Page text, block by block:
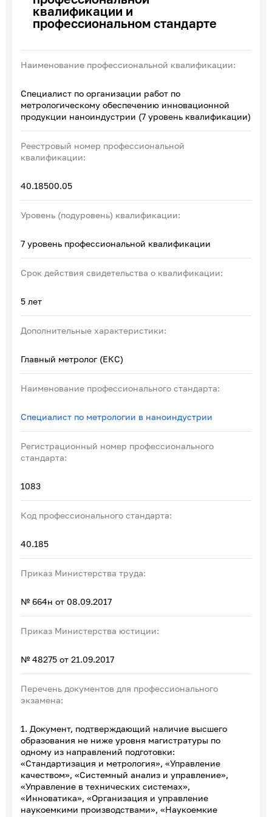
Эксперты по ПОА
Соглашения с отраслевыми СПК
квалификации и
профессиональном стандарте
Наименование профессиональной квалификации:
Специалист по организации работ по
метрологическому обеспечению инновационной
продукции наноиндустрии (7 уровень квалификации)
Реестровый номер профессиональной
квалификации:
40.18500.05
Уровень (подуровень) квалификации:
7 уровень профессиональной квалификации
Срок действия свидетельства о квалификации:
5 лет
Дополнительные характеристики:
Главный метролог (ЕКС)
Наименование профессионального стандарта:
Специалист по метрологии в наноиндустрии
Регистрационный номер профессионального
стандарта:
1083
Код профессионального стандарта:
40.185
Приказ Министерства труда:
№ 664н от 08.09.2017
Приказ Министерства юстиции:
№ 48275 от 21.09.2017
Перечень документов для профессионального
экзамена:
1. Документ, подтверждающий наличие высшего
образования не ниже уровня магистратуры по
одному из направлений подготовки:
«Стандартизация и метрология», «Управление
качеством», «Системный анализ и управление»,
«Управление в технических системах»,
«Инноватика», «Организация и управление
наукоемкими производствами», «Наукоемкие